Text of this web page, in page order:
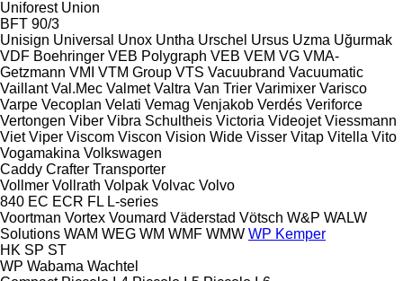
Uniforest Union
BFT 90/3
Unisign Universal Unox Untha Urschel Ursus Uzma Uğurmak
VDF Boehringer VEB Polygraph VEB VEM VG VMA-
Getzmann VMI VTM Group VTS Vacuubrand Vacuumatic
Vaillant Val.Mec Valmet Valtra Van Trier Varimixer Varisco
Varpe Vecoplan Velati Vemag Venjakob Verdés Veriforce
Vertongen Viber Vibra Schultheis Victoria Videojet Viessmann
Viet Viper Viscom Viscon Vision Wide Visser Vitap Vitella Vito
Vogamakina Volkswagen
Caddy Crafter Transporter
Vollmer Vollrath Volpak Volvac Volvo
840 EC ECR FL L-series
Voortman Vortex Voumard Väderstad Vötsch W&P WALW
Solutions WAM WEG WM WMF WMW WP Kemper
HK SP ST
WP Wabama Wachtel